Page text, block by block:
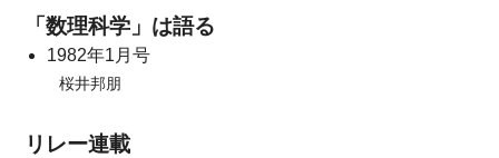
「数理科学」は語る
1982年1月号
桜井邦朋
リレー連載